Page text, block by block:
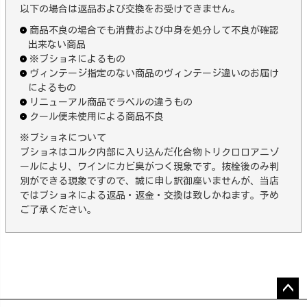
以下の場合は返品および交換をお受けできません。
商品不良の場合でも消費および中身を処分して不良が確認
出来ない商品
※ブショネによるもの
ヴィンテージ指定のない商品のヴィンテージ違いのお届け
によるもの
リニューアル商品でラベルの違うもの
クール便未使用による商品不良
※ブショネについて
ブショネはコルク内部に入り込んだ化合物トリクロロアニゾ
ールにより、ワインにカビ臭がつく現象です。抜栓後のみ判
別ができる現象ですので、誠に申し訳御座いませんが、当店
ではブショネによる返品・返金・交換は致しかねます。予め
ご了承ください。